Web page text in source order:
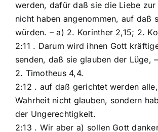
werden, dafür daß sie die Liebe zur
nicht haben angenommen, auf daß
würden. – a) 2. Korinther 2,15; 2.
2:11 . Darum wird ihnen Gott
senden, daß sie glauben der Lüge,
2. Timotheus 4,4.
2:12 . auf daß gerichtet werden
Wahrheit nicht glauben, sondern
der Ungerechtigkeit.
2:13 . Wir aber a) sollen Gott